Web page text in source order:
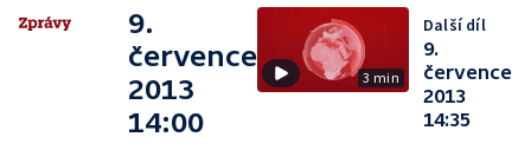
9.
července
2013
14:00
3 min
Další díl
9.
července
2013
14:35